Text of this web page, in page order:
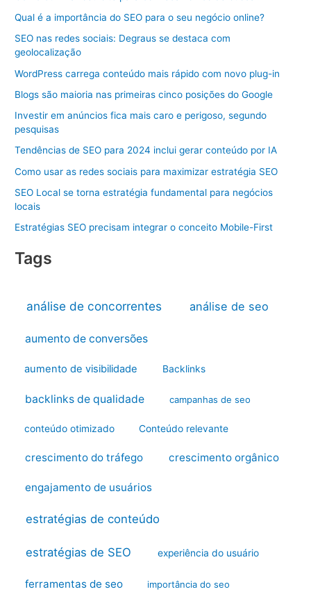
Qual é a importância do SEO para o seu negócio online?
SEO nas redes sociais: Degraus se destaca com
geolocalização
WordPress carrega conteúdo mais rápido com novo plug-in
Blogs são maioria nas primeiras cinco posições do Google
Investir em anúncios fica mais caro e perigoso, segundo
pesquisas
Tendências de SEO para 2024 inclui gerar conteúdo por IA
Como usar as redes sociais para maximizar estratégia SEO
SEO Local se torna estratégia fundamental para negócios
locais
Estratégias SEO precisam integrar o conceito Mobile-First
Tags
análise de concorrentes análise de seo
aumento de conversões
aumento de visibilidade Backlinks
backlinks de qualidade campanhas de seo
conteúdo otimizado Conteúdo relevante
crescimento do tráfego crescimento orgânico
engajamento de usuários
estratégias de conteúdo
estratégias de SEO experiência do usuário
ferramentas de seo importância do seo